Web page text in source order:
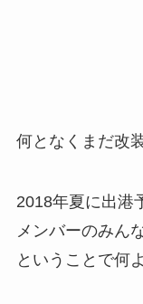
何となくまだ改
2018年夏に出港
メンバーのみん
ということで何